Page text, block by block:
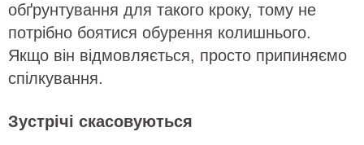
обґрунтування для такого кроку, тому не
потрібно боятися обурення колишнього.
Якщо він відмовляється, просто припиняємо
спілкування.
Зустрічі скасовуються